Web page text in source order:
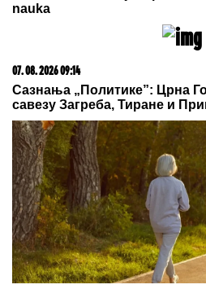
Većina građana izgubi novac
09. 07. 2026 09:20